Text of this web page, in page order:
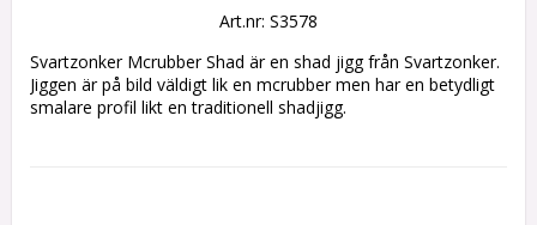
Art.nr: S3578
Svartzonker Mcrubber Shad är en shad jigg från Svartzonker.
Jiggen är på bild väldigt lik en mcrubber men har en betydligt
smalare profil likt en traditionell shadjigg.